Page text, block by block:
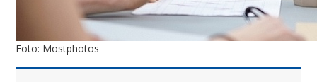
Foto: Mostphotos